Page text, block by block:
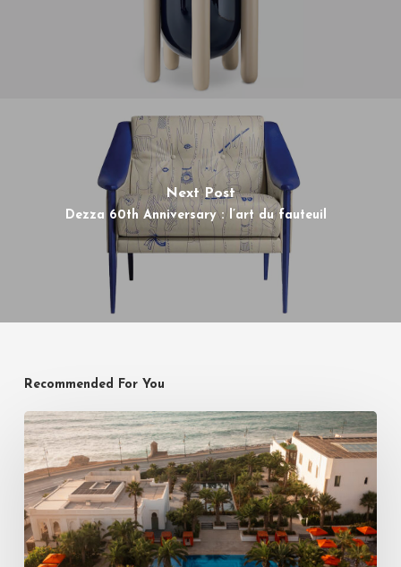
Next Post
Dezza 60th Anniversary : l’art du fauteuil
Recommended For You